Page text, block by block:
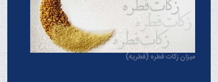
میزان زکات فطره (فطریه)